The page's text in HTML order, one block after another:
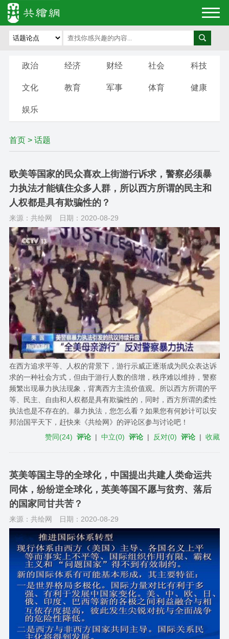
政治 经济 财经 社会 科技
文化 教育 军事 体育 健康
娱乐
首页> 话题
欧美等国家的民众喜欢上街游行诉求，警察必须暴
力执法才能镇住众多人群，所以西方所谓的民主和
人权都是具有欺骗性的？
来源：共绘网 日期：2020-08-29
在西方追求平等、人权的背景下，游行示威正逐渐成为民众表达诉
求的一种社会方式，但由于游行人数的倍增，秩序难以维持，警察
频繁出现暴力执法现象，背离西方主流价值观。所以西方所谓的平
等、民主、自由和人权都是具有欺骗性的，同时，西方所谓的柔性
执法也是不存在的。暴力执法，您怎么看？如果您有何妙计可以安
邦治国平天下，赶快来《共绘网》的评论区参与讨论吧！
赞同(24) 评论 |中立(0) 评论 | 反对(0) 评论 |收藏
英美等国主导的全球化，中国提出共建人类命运共
同体，纷纷逆全球化，英美等国不愿与贫穷、落后
的国家同甘共苦？
来源：共绘网 日期：2020-08-29